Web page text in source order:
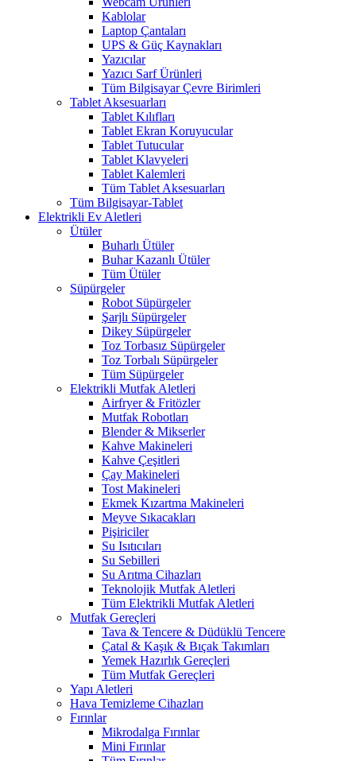
Kablolar
Laptop Çantaları
UPS & Güç Kaynakları
Yazıcılar
Yazıcı Sarf Ürünleri
Tüm Bilgisayar Çevre Birimleri
Tablet Aksesuarları
Tablet Kılıfları
Tablet Ekran Koruyucular
Tablet Tutucular
Tablet Klavyeleri
Tablet Kalemleri
Tüm Tablet Aksesuarları
Tüm Bilgisayar-Tablet
Elektrikli Ev Aletleri
Ütüler
Buharlı Ütüler
Buhar Kazanlı Ütüler
Tüm Ütüler
Süpürgeler
Robot Süpürgeler
Şarjlı Süpürgeler
Dikey Süpürgeler
Toz Torbasız Süpürgeler
Toz Torbalı Süpürgeler
Tüm Süpürgeler
Elektrikli Mutfak Aletleri
Airfryer & Fritözler
Mutfak Robotları
Blender & Mikserler
Kahve Makineleri
Kahve Çeşitleri
Çay Makineleri
Tost Makineleri
Ekmek Kızartma Makineleri
Meyve Sıkacakları
Pişiriciler
Su Isıtıcıları
Su Sebilleri
Su Arıtma Cihazları
Teknolojik Mutfak Aletleri
Tüm Elektrikli Mutfak Aletleri
Mutfak Gereçleri
Tava & Tencere & Düdüklü Tencere
Çatal & Kaşık & Bıçak Takımları
Yemek Hazırlık Gereçleri
Tüm Mutfak Gereçleri
Yapı Aletleri
Hava Temizleme Cihazları
Fırınlar
Mikrodalga Fırınlar
Mini Fırınlar